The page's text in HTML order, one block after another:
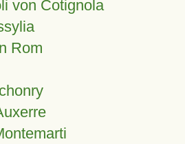
von Cotignola
Rom